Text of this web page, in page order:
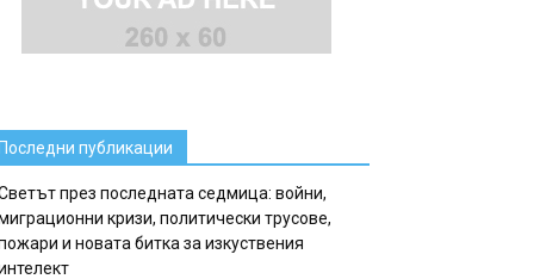
публикации
през последната седмица: войни,
кризи, политически трусове,
и новата битка за изкуствения